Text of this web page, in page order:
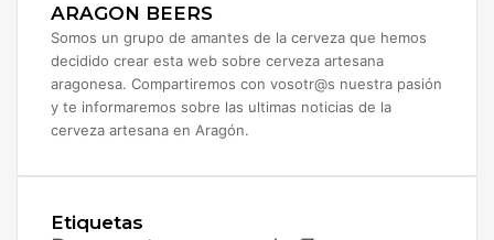
ARAGON BEERS
Somos un grupo de amantes de la cerveza que hemos
decidido crear esta web sobre cerveza artesana
aragonesa. Compartiremos con vosotr@s nuestra pasión
y te informaremos sobre las ultimas noticias de la
cerveza artesana en Aragón.
Etiquetas